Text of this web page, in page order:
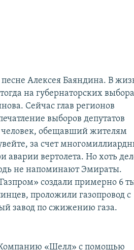
Алексея Баяндина. В
на губернаторских
Сейчас глав регионов
выборов депутатов
человек, обещавший жителям
за счет
аварии вертолета. Но хоть
не напоминают Эмираты.
создали примерно 6
проложили газопровод с
завод по сжижению газа.
Компанию «Шелл» с помощью